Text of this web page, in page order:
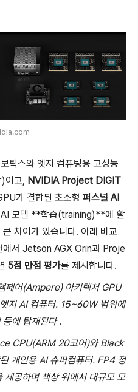
틱스와 엣지 컴퓨팅용 고성능
이고, NVIDIA Project DIGIT
가 결합된 초소형 퍼스널 AI
AI 모델 **학습(training)**에 활
큰 차이가 있습니다. 아래 비교
서 Jetson AGX Orin과 Proje
5점 만점 평가를 제시합니다.
페어(Ampere) 아키텍처 GPU
지 AI 컴퓨터. 15~60W 범위에
등에 탑재된다.
CPU(ARM 20코어)와 Black
개인용 AI 슈퍼컴퓨터. FP4 정
제공하며 책상 위에서 대규모 모